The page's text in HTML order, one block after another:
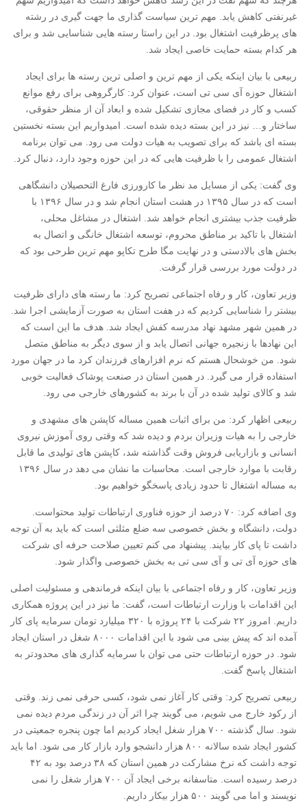
غیرنفتی کاهش یابد. مهم ترین سیاست گذاری ما جهت گیری در رشته
های پرظرفیت اشتغال بود. در این راستا رسته هایی شناسایی شد و برای
هر کدام بسته حمایت خاصی ایجاد شد.
ربیعی با بیان اینکه یکی از مهم ترین و اصلی ترین رسته ها برای ایجاد
اشتغال حوزه آی سی تی است، عنوان کرد: کارگروهی برای رفع موانع
کسب و کار در فضای مجازی تشکیل شده و ابعاد آن از منظر حقوقی،
ساختار و… نیز در این بسته دیده شده است. امیدواریم این بسته نخستین
بسته ای باشد که برای تصویب به هیات دولت می رود. می توان برنامه
اشتغال عمومی را با ظرفیت هایی که در این حوزه وجود دارد، دنبال کرد.
وی گفت: یکی از مسایل مد نظر ما کارورزی فارغ التحصیلان دانشگاهی
است که در سال ۱۳۹۵ در هشت استان انجام شد و در سال ۱۳۹۶ با
ظرفیت جذب بیشتری انجام خواهد شد. اشتغال در مشاغل محلی،
اشتغال با تاکید بر مناطق محروم، توسعه اشتغال خانگی و اتصال به
بخش های بالادستی و در نهایت مگا طرح تکاپو مهم ترین طرحی بود که
در دولت مورد بررسی قرار گرفت.
وزیر تعاون، کار و رفاه اجتماعی تصریح کرد: ما رسته های دارای ظرفیت
بیشتر را شناسایی کردیم که در هفت استان به صورت آزمایشی اجرا شد.
در همین شهر مشهد نهاد مدرسه کفش ایجاد شد. هدف ما این است که
این نهادها با زنجیره جهانی اتصال یابد و از سوی دیگر به مناطق متصل
شود. من خوشحال هستم که نرم افزارهای فرزندان کرد ما در جهان مورد
استفاده قرار می گیرد. در همین استان در صنعت پوشاک فعالیت خوبی
شد و کالای تولید شده در آن با برند به کشورهای خارجی می رود.
ربیعی اظهار کرد: من برای اثبات همین مساله کاپشن های مشهدی و
خارجی را به هیات وزیران بردم و دیده شد که وقتی روی آموزش نیروی
انسانی و بازاریابی فروش وقت گذاشته شد، کاپشن های تولیدی ما قابل
رقابت با موارد خارجی است. محاسبات ما نشان می دهد در سال ۱۳۹۶
به مساله اشتغال تا حدود زیادی پاسخگو خواهیم بود.
وی اضافه کرد: ۷۰ درصد از حوزه فناوری ارتباطات تولید محتواست.
دولت، دانشگاه و بخش خصوصی سه ضلع مثلثی است که باید به آن توجه
داشت تا پای کار بیایند. پیشنهاد می کنم تعیین صلاحت حرفه ای شرکت
های حوزه آی تی و آی سی تی به بخش خصوصی واگذار شود.
وزیر تعاون، کار و رفاه اجتماعی با بیان اینکه فرماندهی و مسئولیت اصلی
این اقدامات با وزارت ارتباطات است، گفت: ما نیز در این پروژه همکاری
داریم. امروز ۲۲ شرکت با ۲۴ پروژه با ۳۲۰ میلیارد تومان سرمایه پای کار
آمده اند که پیش بینی می شود با این اقدامات ۸۰۰۰ شغل در استان ایجاد
شود. در حوزه ارتباطات حتی می توان با سرمایه گذاری های محدودتر به
اشتغال پاسخ گفت.
ربیعی تصریح کرد: وقتی کار آغاز نمی شود، کسی حرفی نمی زند. وقتی
از رکود خارج می شویم، می گویند چرا اثر آن در زندگی مردم دیده نمی
شود. سال گذشته ۷۰۰ هزار شغل ایجاد کردیم اما چون پنجره جمعیتی در
کشور ایجاد شده سالانه ۸۰۰ هزار دانشجو وارد بازار کار می شود. اما باید
توجه داشت که نرخ مشارکت در همین استان که ۳۸ درصد بود به ۴۲
درصد رسیده است. متاسفانه برخی ایجاد آن ۷۰۰ هزار شغل را نمی
نویسند و اما می گویند ۵۰۰ هزار بیکار داریم.